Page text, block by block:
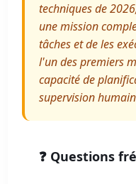
techniques de
une mission
tâches et de les
l'un des premiers
capacité de
supervision
❓ Questions